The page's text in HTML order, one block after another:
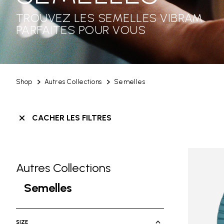
Shop Autres Collections Semelles
TROUVEZ LES SEMELLES VIBRAM
PARFAITES POUR VOUS
CACHER LES FILTRES
Skip filters go to products
Autres Collections
Affiner par Category: Autres Collections
Semelles
selected Actuellement affiné par
SIZE